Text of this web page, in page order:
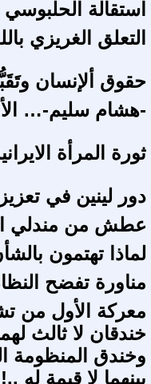
استقالة
التعلق الغريزي
حقوق ألإنسان
-هشام سليم-…
ثورة المرأة
دور لينين في
عطش من مندلي
لماذا تهتمون
مناورة تفضح
خندقان لا ثالث
وخندق المنظومة
بينهما لا قيمة له